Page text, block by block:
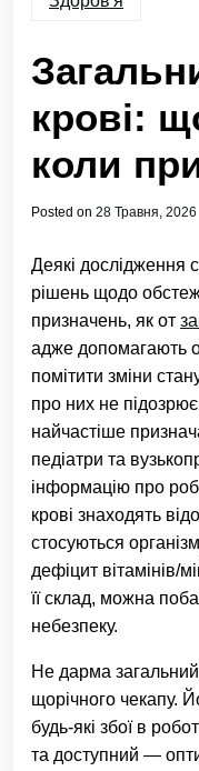
крові:
коли
Posted on 28 Травня, 2026
Деякі дослідження
рішень щодо
призначень, як от
адже допомагають
помітити зміни
про них не
найчастіше
педіатри та
інформацію про
крові знаходять
стосуються
дефіцит вітамінів/
її склад, можна
небезпеку.
Не дарма
щорічного чекапу.
будь-які збої в
та доступний —